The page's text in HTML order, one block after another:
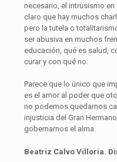
necesario, el intrusismo
claro que hay muchos
pero la tutela o
ser abusiva en muchos
educación, qué es salud,
curar y con qué no.
Parece que lo único que
es el amor al poder que
no podemos quedarnos
injusticia del Gran
gobernarnos el alma.
Beatriz Calvo Villoria.